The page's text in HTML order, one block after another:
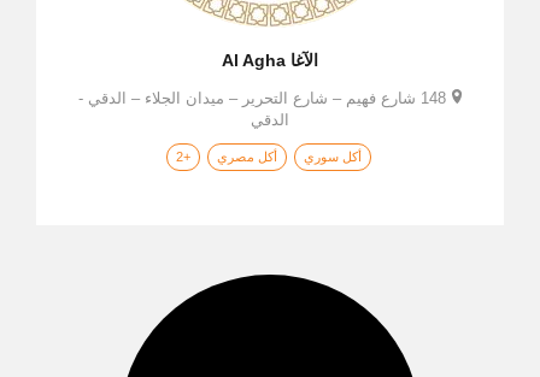
الآغا Al Agha
148 شارع فهيم – شارع التحرير – ميدان الجلاء – الدقي -
الدقي
أكل سوري أكل مصري +2